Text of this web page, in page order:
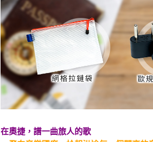
在奧捷，譜一曲旅人的歌